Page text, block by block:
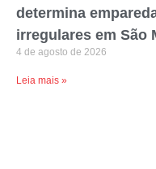
determina
irregulares em São
4 de agosto de 2026
Leia mais »